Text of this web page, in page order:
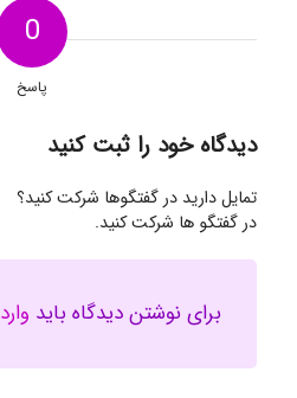
0
پاسخ
دیدگاه خود را ثبت کنید
تمایل دارید در گفتگوها شرکت کنید؟
در گفتگو ها شرکت کنید.
برای نوشتن دیدگاه باید وارد